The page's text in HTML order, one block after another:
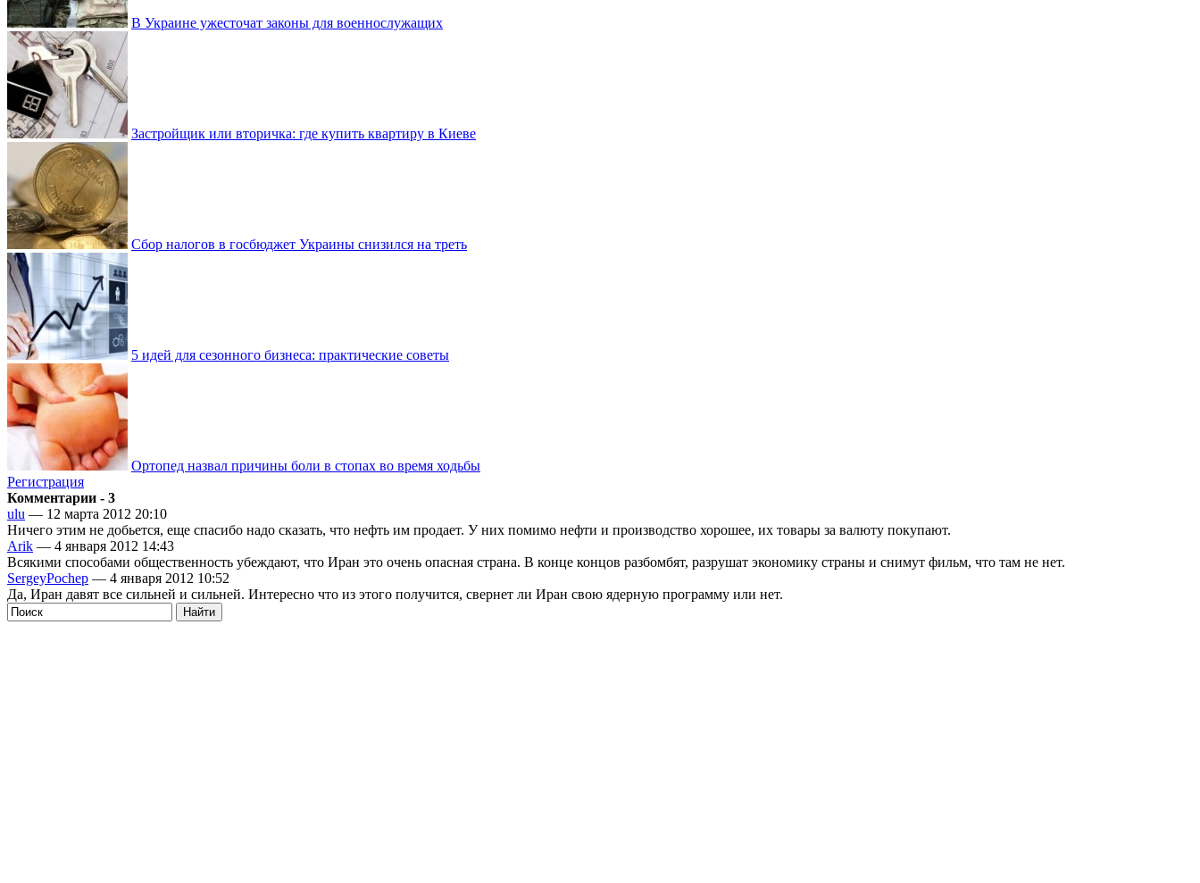
В Украине ужесточат законы для военнослужащих
Застройщик или вторичка: где купить квартиру в Киеве
Сбор налогов в госбюджет Украины снизился на треть
5 идей для сезонного бизнеса: практические советы
Ортопед назвал причины боли в стопах во время ходьбы
Регистрация
Комментарии - 3
ulu — 12 марта 2012 20:10
Ничего этим не добьется, еще спасибо надо сказать, что нефть им продает. У них помимо нефти и производство хорошее, их товары за валюту покупают.
Arik — 4 января 2012 14:43
Всякими способами общественность убеждают, что Иран это очень опасная страна. В конце концов разбомбят, разрушат экономику страны и снимут фильм, что там не нет.
SergeyPochep — 4 января 2012 10:52
Да, Иран давят все сильней и сильней. Интересно что из этого получится, свернет ли Иран свою ядерную программу или нет.